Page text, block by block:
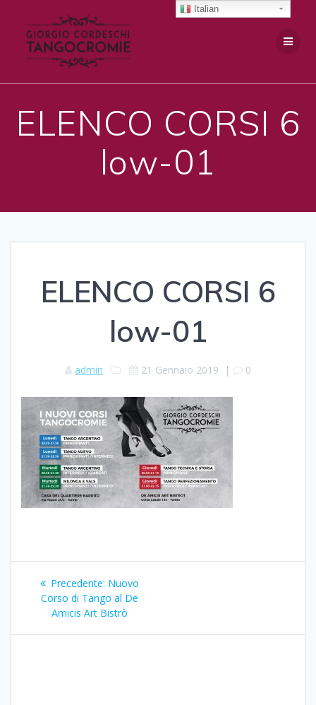
ELENCO CORSI 6
low-01
ELENCO CORSI 6
low-01
admin 21 Gennaio 2019 | 0
Navigazione
articoli
Precedente: Articolo
precedente:
Nuovo
Corso di Tango al De
Amicis Art Bistrò
Italian